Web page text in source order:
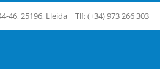
46, 25196, Lleida | Tlf: (+34) 973 266 303 |